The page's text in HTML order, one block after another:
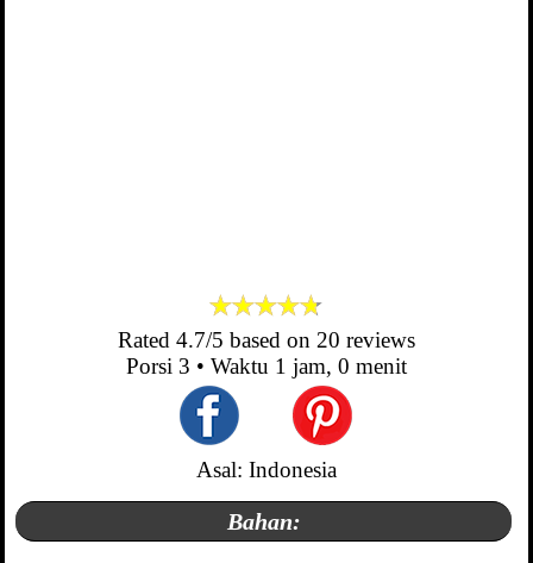
Rated 4.7/5 based on 20 reviews
Porsi 3 • Waktu 1 jam, 0 menit
Asal: Indonesia
Bahan: